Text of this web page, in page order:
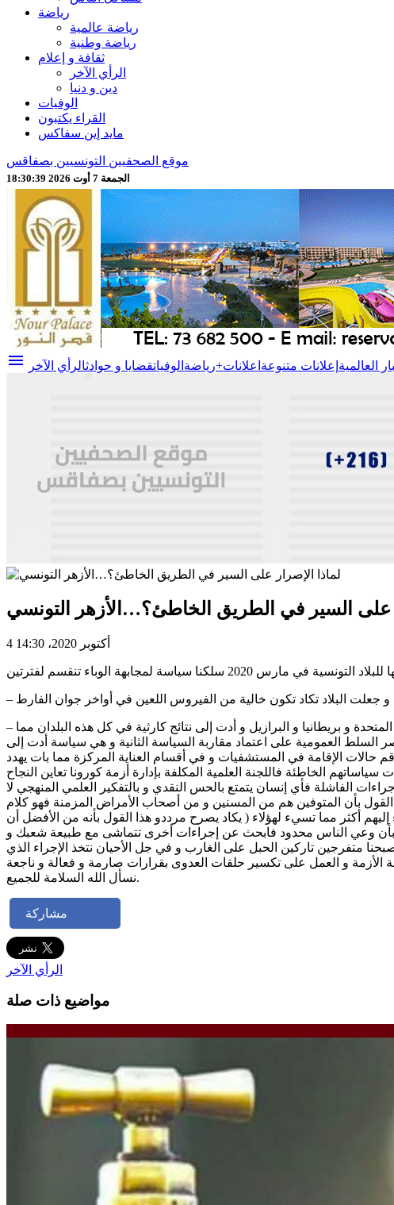
رياضة
رياضة عالمية
رياضة وطنية
ثقافة و إعلام
الرأي الآخر
دين و دنيا
الوفيات
القراء يكتبون
مايد إين سفاكس
موقع الصحفيين التونسيين بصفاقس
الجمعة 7 أوت 2026 18:30:41
menu العالمية إعلانات متنوعة اعلانات+رياضة الوفياتقضايا و حوادثالرأي الآخر
على السير في الطريق الخاطئ؟…الأزهر التونسي
4 أكتوبر 2020، 14:30
و جعلت البلاد تكاد تكون خالية من الفيروس اللعين في أواخر جوان الفارط
– فترة ثانية ذات نتائج كارثية دشنت بفتح الحدود و إتباع سياسة اللامبالاة (سياسة مناعة القطيع المتوحشة التي جربت في الولايات المتحدة و بريطانيا و البرازيل و أدت إلى نتائج كارثية في كل هذه البلدان مما
السلط العمومية على اعتماد مقاربة السياسة الثانية و هي سياسة أدت إلى
حالات الإقامة في المستشفيات و في أقسام العناية المركزة مما بات يهدد
الخاطئة فاللجنة العلمية المكلفة بإدارة أزمة كورونا تعاين النجاح
الفاشلة فأي إنسان يتمتع بالحس النقدي و بالتفكير العلمي المنهجي لا
بأن المتوفين هم من المسنين و من أصحاب الأمراض المزمنة فهو كلام
أكثر مما تسيء لهؤلاء ( يكاد يصرح مرددو هذا القول بأنه من الأفضل أن
بأن وعي الناس محدود فابحث عن إجراءات أخرى تتماشى مع طبيعة شعبك و
متفرجين تاركين الحبل على الغارب و في جل الأحيان نتخذ الإجراء الذي
الأزمة و العمل على تكسير حلقات العدوى بقرارات صارمة و فعالة و ناجعة
نسأل الله السلامة للجميع.
مشاركة
الرأي الآخر
مواضيع ذات صلة